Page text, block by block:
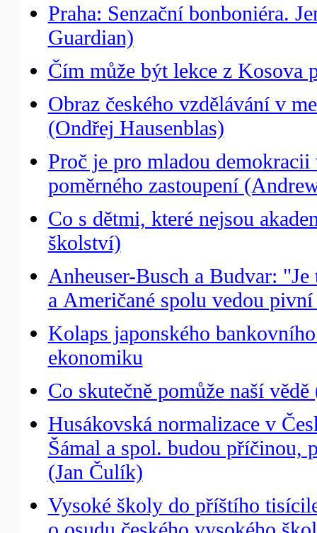
Praha: Senzační bonboniéra.
Guardian)
Čím může být lekce z Kosova
Obraz českého vzdělávání v
(Ondřej Hausenblas)
Proč je pro mladou
poměrného zastoupení
Co s dětmi, které nejsou
školství)
Anheuser-Busch a Budvar:
a Američané spolu vedou
Kolaps japonského
ekonomiku
Co skutečně pomůže naší
Husákovská normalizace v
Šámal a spol. budou příčinou,
(Jan Čulík)
Vysoké školy do příštího